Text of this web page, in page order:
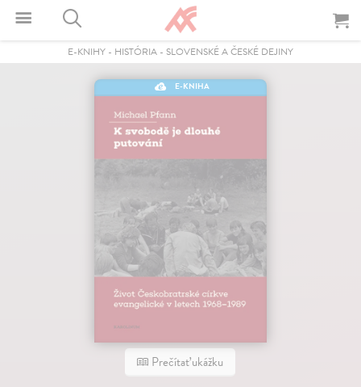
E-KNIHY - HISTÓRIA - SLOVENSKÉ A ČESKÉ DEJINY
E-KNIHA
Prečítať ukážku